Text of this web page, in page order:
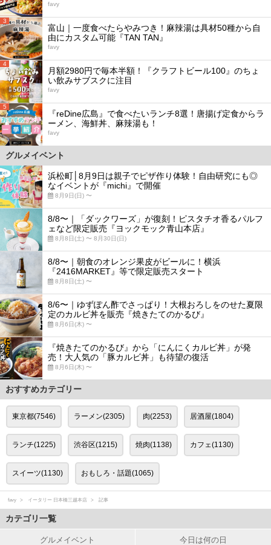
favy
3
富山｜一度食べたらやみつき！麻辣湯は具材50種から自
由にカスタム可能『TAN TAN』
favy
4
月額2980円で毎本半額！『クラフトビール100』のちょ
い飲みサブスクに注目
favy
5
『reDine広島』で食べたいランチ8選！唐揚げ定食からラ
ーメン、海鮮丼、麻辣湯も！
favy
グルメイベント
浜松町│8月9日は親子でピザ作り体験！自由研究にも◎
なイベントが『michi』で開催
8月9日(日) 〜
8/8〜｜「ダックワーズ」が復刻！ピスタチオ香るパルフ
ェなど限定販売『ヨックモック青山本店』
8月8日(土) 〜 8月30日(日)
8/8〜｜朝食のオレンジ果皮がビールに！横浜
『2416MARKET』等で限定販売スタート
8月8日(土) 〜
8/6〜｜ゆずぽん酢でさっぱり！大根おろしをのせた夏限
定のカルビ丼を販売『焼きたてのかるび』
8月6日(木) 〜
『焼きたてのかるび』から「にんにくカルビ丼」が発
売！大人気の「豚カルビ丼」も待望の復活
8月6日(木) 〜
おすすめカテゴリー
東京都(7546) ラーメン(2305) 肉(2253) 居酒屋(1804)
ランチ(1225) 渋谷区(1215) 焼肉(1138) カフェ(1130)
スイーツ(1130) おもしろ・話題(1065)
favy イータリー 日本橋三越本店 記事
カテゴリ一覧
グルメイベント 今日は何の日